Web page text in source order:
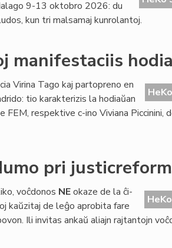
9-13 oktobro 2026: du
kun tri malsamaj kunrolantoj.
manifestaciis
Virina Tago kaj partopreno en
tio karakterizis la hodiaŭan
respektive c-ino Viviana Piccinini,
pri
voĉdonos NEokaze de la ĉi-
kaŭzitaj de leĝo aprobita fare
Ili invitas ankaŭ aliajn rajtantojn